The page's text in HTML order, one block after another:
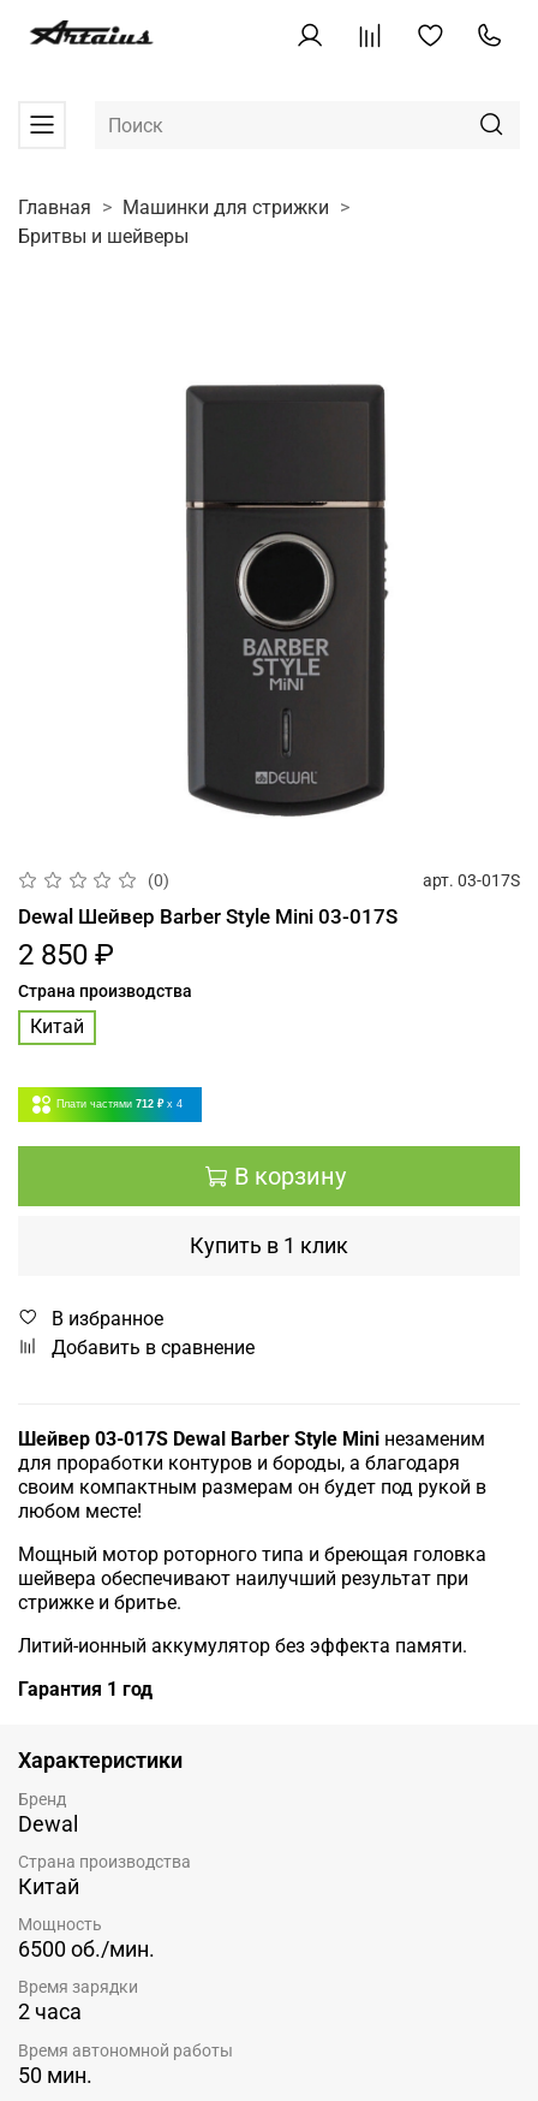
Главная
Машинки для стрижки
Бритвы и шейверы
(0) арт. 03-017S
Dewal Шейвер Barber Style Mini 03-017S
2 850 ₽
Страна производства
Китай
Плати частями 712 ₽ x 4
В корзину
Купить в 1 клик
В избранное
Добавить в сравнение
Шейвер 03-017S Dewal Barber Style Mini незаменим
для проработки контуров и бороды, а благодаря
своим компактным размерам он будет под рукой в
любом месте!
Мощный мотор роторного типа и бреющая головка
шейвера обеспечивают наилучший результат при
стрижке и бритье.
Литий-ионный аккумулятор без эффекта памяти.
Гарантия 1 год
Характеристики
Бренд
Dewal
Страна производства
Китай
Мощность
6500 об./мин.
Время зарядки
2 часа
Время автономной работы
50 мин.